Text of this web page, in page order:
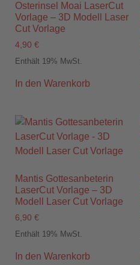
Osterinsel Moai LaserCut
Vorlage – 3D Modell Laser
Cut Vorlage
4,90 €
Enthält 19% MwSt.
In den Warenkorb
Mantis Gottesanbeterin
LaserCut Vorlage – 3D
Modell Laser Cut Vorlage
6,90 €
Enthält 19% MwSt.
In den Warenkorb